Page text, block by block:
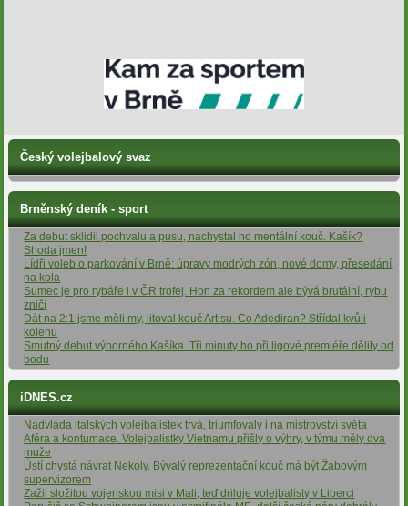
Český volejbalový svaz
Brněnský deník - sport
Za debut sklidil pochvalu a pusu, nachystal ho mentální kouč. Kašík?
Shoda jmen!
Lídři voleb o parkování v Brně: úpravy modrých zón, nové domy, přesedání
na kola
Sumec je pro rybáře i v ČR trofej. Hon za rekordem ale bývá brutální, rybu
zničí
Dát na 2:1 jsme měli my, litoval kouč Artisu. Co Adediran? Střídal kvůli
kolenu
Smutný debut výborného Kašíka. Tři minuty ho při ligové premiéře dělily od
bodu
iDNES.cz
Nadvláda italských volejbalistek trvá, triumfovaly i na mistrovství světa
Aféra a kontumace. Volejbalistky Vietnamu přišly o výhry, v týmu měly dva
muže
Ústí chystá návrat Nekoly. Bývalý reprezentační kouč má být Žabovým
supervizorem
Zažil složitou vojenskou misi v Mali, teď driluje volejbalisty v Liberci